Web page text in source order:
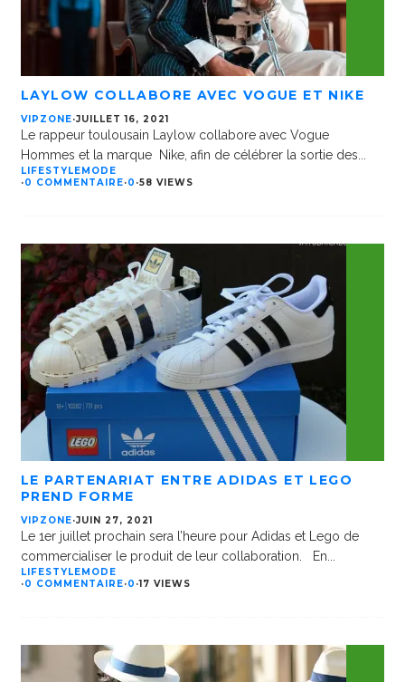
LAYLOW COLLABORE AVEC VOGUE ET NIKE
VIPZONE·JUILLET 16, 2021
Le rappeur toulousain Laylow collabore avec Vogue
Hommes et la marque Nike, afin de célébrer la sortie des...
LIFESTYLE MODE
·0 COMMENTAIRE·0 ·58 VIEWS
LE PARTENARIAT ENTRE ADIDAS ET LEGO
PREND FORME
VIPZONE·JUIN 27, 2021
Le 1er juillet prochain sera l’heure pour Adidas et Lego de
commercialiser le produit de leur collaboration. En...
LIFESTYLE MODE
·0 COMMENTAIRE·0 ·17 VIEWS